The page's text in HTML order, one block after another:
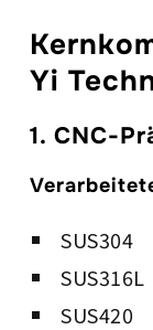
Yi
1. CNC-
SUS304
SUS316L
SUS420